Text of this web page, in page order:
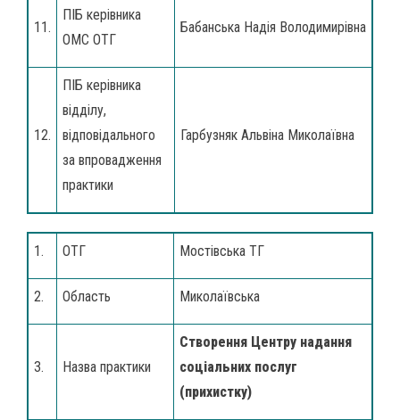
11.
ПІБ керівника
ОМС ОТГ
Бабанська Надія Володимирівна
12.
ПІБ керівника
відділу,
відповідального
за впровадження
практики
Гарбузняк Альвіна Миколаївна
1. ОТГ Мостівська ТГ
2. Область Миколаївська
3. Назва практики
Створення Центру надання
соціальних послуг
(прихистку)